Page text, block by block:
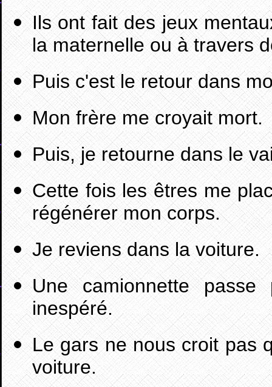
Ils ont fait des jeux
la maternelle ou à travers
Puis c'est le retour dans
Mon frère me croyait mort.
Puis, je retourne dans le
Cette fois les êtres me
régénérer mon corps.
Je reviens dans la voiture.
Une camionnette
inespéré.
Le gars ne nous croit pas
voiture.